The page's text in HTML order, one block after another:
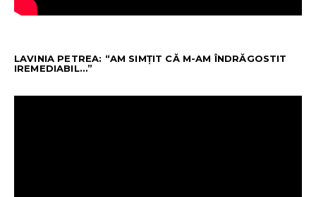
LAVINIA PETREA: “AM SIMȚIT CĂ M-AM ÎNDRĂGOSTIT
IREMEDIABIL…”